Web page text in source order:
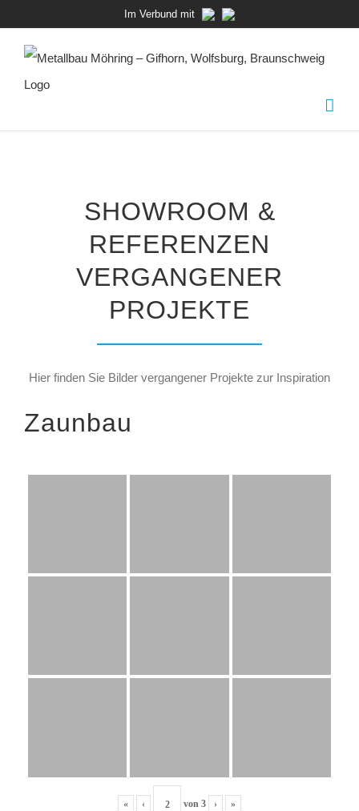
springen
Im Verbund mit
SHOWROOM &
REFERENZEN
VERGANGENER
PROJEKTE
Hier finden Sie Bilder vergangener Projekte zur Inspiration
Zaunbau
« ‹ von 3 › »